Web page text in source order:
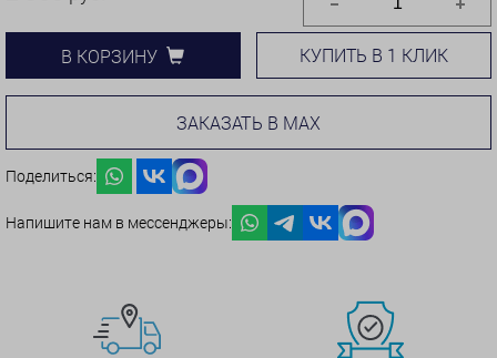
В КОРЗИНУ КУПИТЬ В 1 КЛИК
ЗАКАЗАТЬ В MAX
Поделиться:
Напишите нам в мессенджеры: